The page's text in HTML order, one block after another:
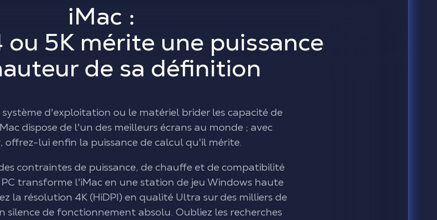
iMac :
ou 5K mérite une puissance
de sa définition
système d'exploitation ou le matériel brider les capacité de
dispose de l'un des meilleurs écrans au monde ; avec
offrez-lui enfin la puissance de calcul qu'il mérite.
contraintes de puissance, de chauffe et de compatibilité
transforme l'iMac en une station de jeu Windows haute
la résolution 4K (HiDPI) en qualité Ultra sur des milliers de
silence de fonctionnement absolu. Oubliez les recherches